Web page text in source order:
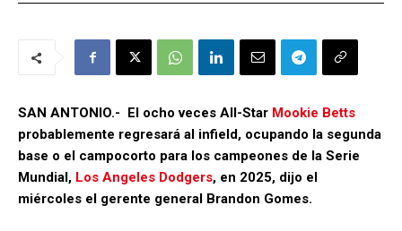
SAN ANTONIO.- El ocho veces All-Star Mookie Betts
probablemente regresará al infield, ocupando la segunda
base o el campocorto para los campeones de la Serie
Mundial, Los Angeles Dodgers, en 2025, dijo el
miércoles el gerente general Brandon Gomes.